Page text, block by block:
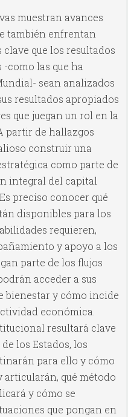
muestran avances
también enfrentan
clave que los resultados
-como las que ha
sean analizados
resultados apropiados
que juegan un rol en la
partir de hallazgos
construir una
como parte de
integral del capital
preciso conocer qué
disponibles para los
requieren,
y apoyo a los
parte de los flujos
acceder a sus
bienestar y cómo incide
económica.
resultará clave
los Estados, los
para ello y cómo
articularán, qué método
y cómo se
que pongan en